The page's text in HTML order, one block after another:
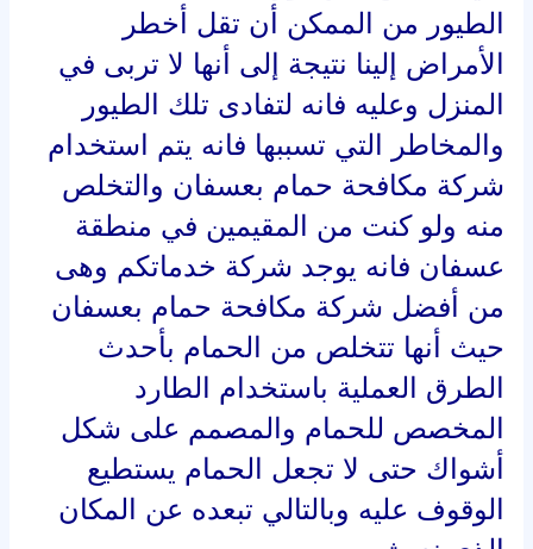
منه ولو كنت من المقيمين في منطقة
عسفان فانه يوجد شركة خدماتكم وهى
من أفضل شركة مكافحة حمام بعسفان
حيث أنها تتخلص من الحمام بأحدث
الطرق العملية باستخدام الطارد
المخصص للحمام والمصمم على شكل
أشواك حتى لا تجعل الحمام يستطيع
الوقوف عليه وبالتالي تبعده عن المكان
الذي نعيش به .
شركة تركيب شبك حمام بعسفان
يقوم معظم سكان عسفان بالشكوى من
وجود الحمام بالقرب من النوافذ، والذي